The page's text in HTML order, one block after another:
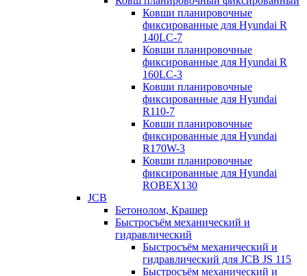
Ковши планировочные
фиксированные для Hyundai R
140LC-7
Ковши планировочные
фиксированные для Hyundai R
160LC-3
Ковши планировочные
фиксированные для Hyundai
R110-7
Ковши планировочные
фиксированные для Hyundai
R170W-3
Ковши планировочные
фиксированные для Hyundai
ROBEX130
JCB
Бетонолом, Крашер
Быстросъём механический и
гидравлический
Быстросъём механический и
гидравлический для JCB JS 115
Быстросъём механический и